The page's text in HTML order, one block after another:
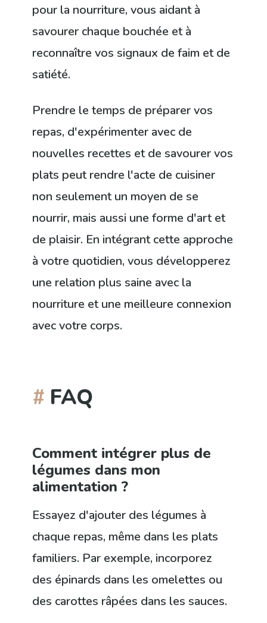
pour la nourriture, vous aidant à
savourer chaque bouchée et à
reconnaître vos signaux de faim et de
satiété.
Prendre le temps de préparer vos
repas, d'expérimenter avec de
nouvelles recettes et de savourer vos
plats peut rendre l'acte de cuisiner
non seulement un moyen de se
nourrir, mais aussi une forme d'art et
de plaisir. En intégrant cette approche
à votre quotidien, vous développerez
une relation plus saine avec la
nourriture et une meilleure connexion
avec votre corps.
FAQ
Comment intégrer plus de
légumes dans mon
alimentation ?
Essayez d'ajouter des légumes à
chaque repas, même dans les plats
familiers. Par exemple, incorporez
des épinards dans les omelettes ou
des carottes râpées dans les sauces.